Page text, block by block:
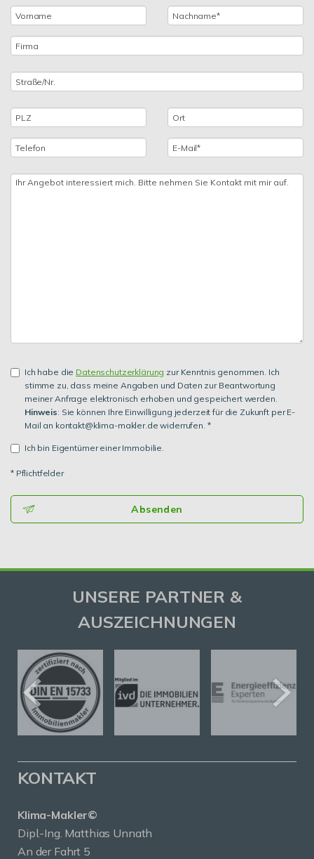
Ich habe die Datenschutzerklärung zur Kenntnis genommen. Ich
stimme zu, dass meine Angaben und Daten zur Beantwortung
meiner Anfrage elektronisch erhoben und gespeichert werden.
Hinweis: Sie können Ihre Einwilligung jederzeit für die Zukunft per E-
Mail an kontakt@klima-makler.de widerrufen. *
Ich bin Eigentümer einer Immobilie.
* Pflichtfelder
Absenden
UNSERE PARTNER &
AUSZEICHNUNGEN
KONTAKT
Klima-Makler©
Dipl.-Ing. Matthias Unnath
An der Fahrt 5